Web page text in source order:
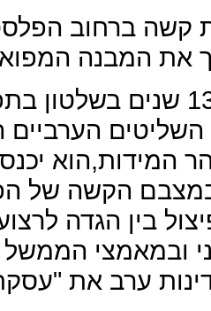
קשה ברחוב
את המבנה
נראה כי אחרי 13
הערביים
המידות,הוא
הקשה של
בין הגדה
ובמאמצי
ערב את